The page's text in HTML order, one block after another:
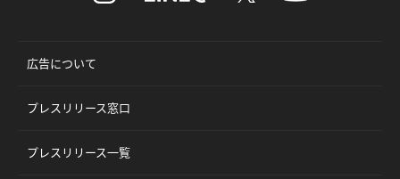
広告について
プレスリリース窓口
プレスリリース一覧